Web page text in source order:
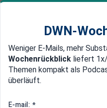
Newsticker MEIN DWN:
Edelmetalle
15 Monate in den USA festgehalten
DWN-
Weniger E-Mails, mehr
Wochenrückblick liefert
Themen kompakt als
überläuft.
E-mail: *